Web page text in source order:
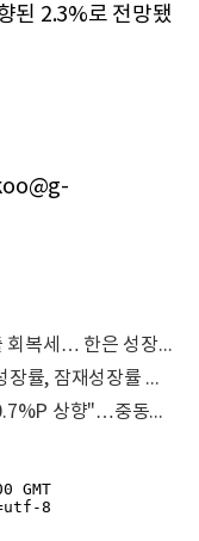
된 2.3%로 전망됐
[이번주 금통위] 반도체 호황 강한 수출 회복세… 한은 성장률 상향할듯
KDI "올해 성장률 2.5%, 내년 1.7%...성장률, 잠재성장률 웃돌아 경기확장 국면"
금융연구원 "올해 성장률 2.8% 전망, 0.7%P 상향"…중동發 고유가 최대 변수